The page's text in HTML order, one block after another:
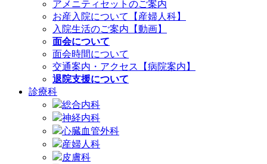
アメニティセットのご案内
お産入院について【産婦人科】
入院生活のご案内【動画】
面会について
面会時間について
交通案内・アクセス【病院案内】
退院支援について
診療科
総合内科
神経内科
心臓血管外科
産婦人科
皮膚科